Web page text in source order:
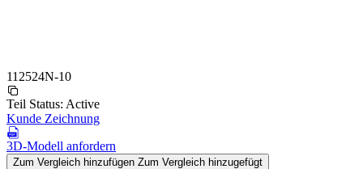
112524N-10
Teil Status: Active
Kunde Zeichnung
3D-Modell anfordern
Zum Vergleich hinzufügen Zum Vergleich hinzugefügt